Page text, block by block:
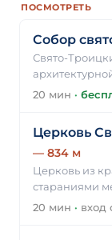
ПОСМОТРЕТЬ
Собор
Свято-
20 мин ·
Церковь
— 834 м
Церковь из
стараниями
20 мин · вход